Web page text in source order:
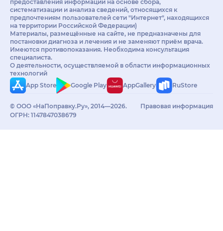
предоставления информации на основе сбора,
систематизации и анализа сведений, относящихся к
предпочтениям пользователей сети "Интернет", находящихся
на территории Российской Федерации)
Материалы, размещённые на сайте, не предназначены для
постановки диагноза и лечения и не заменяют приём врача.
Имеются противопоказания. Необходима консультация
специалиста.
О деятельности, осуществляемой в области информационных
технологий
App Store
Google Play AppGallery RuStore
© ООО «НаПоправку.Ру», 2014—2026.
ОГРН: 1147847038679
Правовая информация